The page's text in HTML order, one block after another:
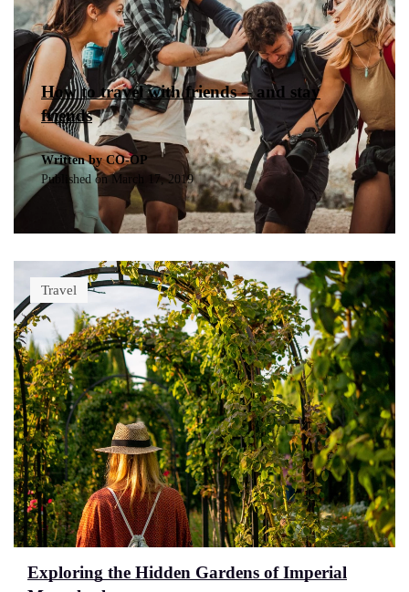
How to travel with friends -- and stay
friends
Written by CO-OP
Published on March 17, 2019
Travel
Exploring the Hidden Gardens of Imperial